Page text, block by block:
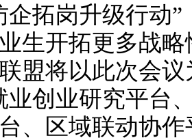
企拓岗升级行动
生开拓更多战
盟将以此次会
业创业研究平台
、区域联动协